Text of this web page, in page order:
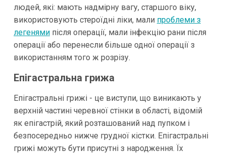
людей, які: мають надмірну вагу, старшого віку,
використовують стероїдні ліки, мали проблеми з
легенямипісля операції, мали інфекцію рани після
операції або перенесли більше одної операції з
використанням того ж розрізу.
Епігастральна грижа
Епігастральні грижі - це виступи, що виникають у
верхній частині черевної стінки в області, відомій
як епігастрій, який розташований над пупком і
безпосередньо нижче грудної кістки. Епігастральні
грижі можуть бути присутні з народження. Їх